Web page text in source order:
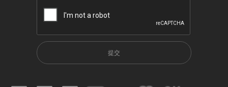
提交